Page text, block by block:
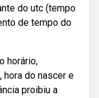
do utc (tempo
de tempo do
horário,
hora do nascer e
proibiu a